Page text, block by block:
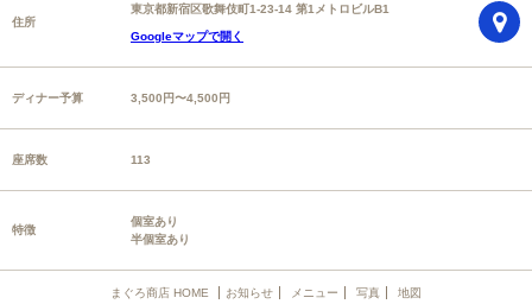
住所
東京都新宿区歌舞伎町1-23-14 第1メトロビルB1
Googleマップで開く
ディナー予算 3,500円〜4,500円
座席数 113
特徴
個室あり
半個室あり
まぐろ商店 HOME お知らせ メニュー 写真 地図